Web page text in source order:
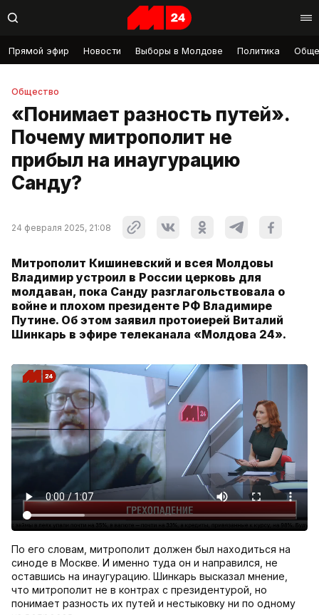
Прямой эфир Новости Выборы в Молдове Политика
Общество
«Понимает разность путей».
Почему митрополит не
прибыл на инаугурацию
Санду?
24 февраля 2025, 21:08
Митрополит Кишиневский и всея Молдовы
Владимир устроил в России церковь для
молдаван, пока Санду разглагольствовала о
войне и плохом президенте РФ Владимире
Путине. Об этом заявил протоиерей Виталий
Шинкарь в эфире телеканала «Молдова 24».
По его словам, митрополит должен был находиться на
синоде в Москве. И именно туда он и направился, не
оставшись на инаугурацию. Шинкарь высказал мнение,
что митрополит не в контрах с президентурой, но
понимает разность их путей и нестыковку ни по одному